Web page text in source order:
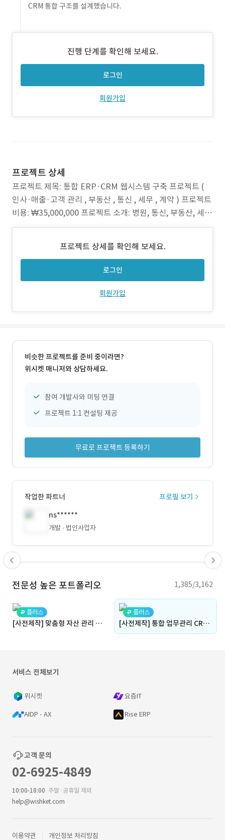
CRM 통합 구조를 설계했습니다.
진행 단계를 확인해 보세요.
로그인
회원가입
프로젝트 상세
프로젝트 제목: 통합 ERP·CRM 웹시스템 구축 프로젝트 (
인사·매출·고객 관리 , 부동산 , 통신 , 세무 , 계약 ) 프로젝트
비용: ₩35,000,000 프로젝트 소개: 병원, 통신, 부동산, 세무
등 다양한 업종의 업무 환경에 맞춘 통합 ERP·CRM 웹 시스
관리 등 핵심 업무를 하나의 플랫폼에서 간단하고 효율적으
프로젝트 상세를 확인해 보세요.
로그인
회원가입
비슷한 프로젝트를 준비 중이라면?
위시켓 매니저와 상담하세요.
참여 개발사와 미팅 연결
프로젝트 1:1 컨설팅 제공
무료로 프로젝트 등록하기
작업한 파트너
프로필 보기
ns******
개발 법인사업자
전문성 높은 포트폴리오 1,385/3,162
플러스
[사전제작] 맞춤형 자산 관리 피드백 시스템 개발
플러스
[사전제작] 통합 업무관리 CRM / ERP 웹 시스템 구축
서비스 전체보기
위시켓 요즘IT
AIDP - AX Rise ERP
고객 문의
02-6925-4849
10:00-18:00 주말·공휴일 제외
help@wishket.com
이용약관 개인정보 처리방침